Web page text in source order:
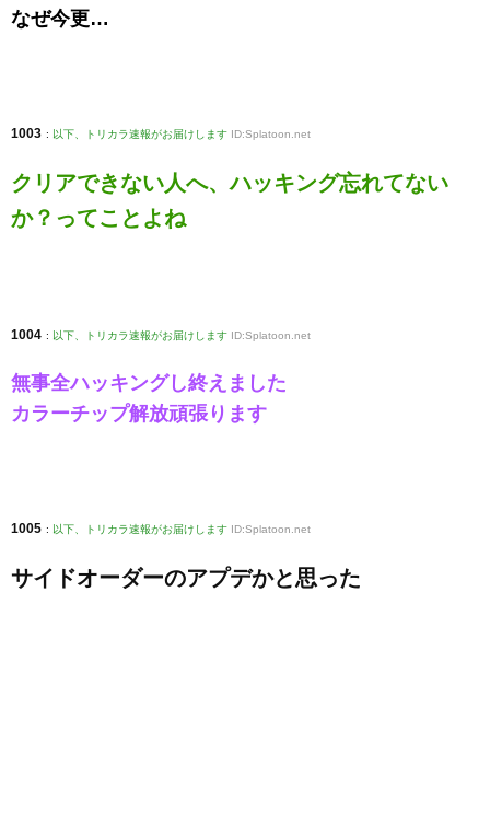
なぜ今更…
1003 : 以下、トリカラ速報がお届けします ID:Splatoon.net
クリアできない人へ、ハッキング忘れてない
か？ってことよね
1004 : 以下、トリカラ速報がお届けします ID:Splatoon.net
無事全ハッキングし終えました
カラーチップ解放頑張ります
1005 : 以下、トリカラ速報がお届けします ID:Splatoon.net
サイドオーダーのアプデかと思った